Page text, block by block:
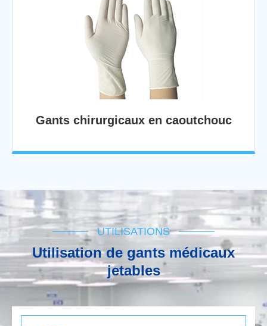
Gants chirurgicaux en caoutchouc
UTILISATIONS
Utilisation de gants médicaux
jetables